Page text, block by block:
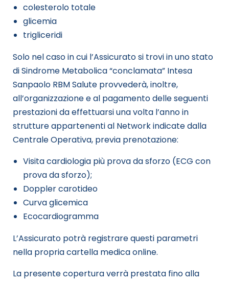
colesterolo totale
glicemia
trigliceridi
Solo nel caso in cui l’Assicurato si trovi in uno stato
di Sindrome Metabolica “conclamata” Intesa
Sanpaolo RBM Salute provvederà, inoltre,
all’organizzazione e al pagamento delle seguenti
prestazioni da effettuarsi una volta l’anno in
strutture appartenenti al Network indicate dalla
Centrale Operativa, previa prenotazione:
Visita cardiologia più prova da sforzo (ECG con
prova da sforzo);
Doppler carotideo
Curva glicemica
Ecocardiogramma
L’Assicurato potrà registrare questi parametri
nella propria cartella medica online.
La presente copertura verrà prestata fino alla